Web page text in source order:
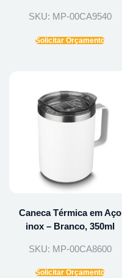
SKU: MP-00CA9540
Solicitar Orçamento
Caneca Térmica em Aço
inox – Branco, 350ml
SKU: MP-00CA8600
Solicitar Orçamento